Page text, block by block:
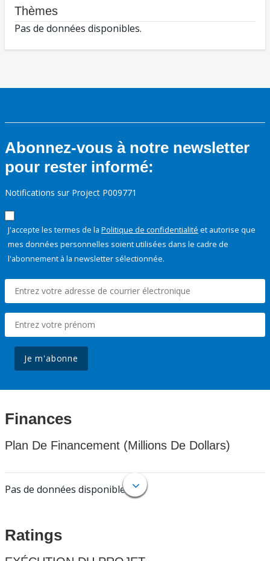
Thèmes
Pas de données disponibles.
Abonnez-vous à notre newsletter
pour rester informé:
Notifications sur Project P009771
J'accepte les termes de la Politique de confidentialité et autorise que
mes données personnelles soient utilisées dans le cadre de
l'abonnement à la newsletter sélectionnée.
Je m'abonne
Finances
Plan De Financement (Millions De Dollars)
Pas de données disponibles.
Ratings